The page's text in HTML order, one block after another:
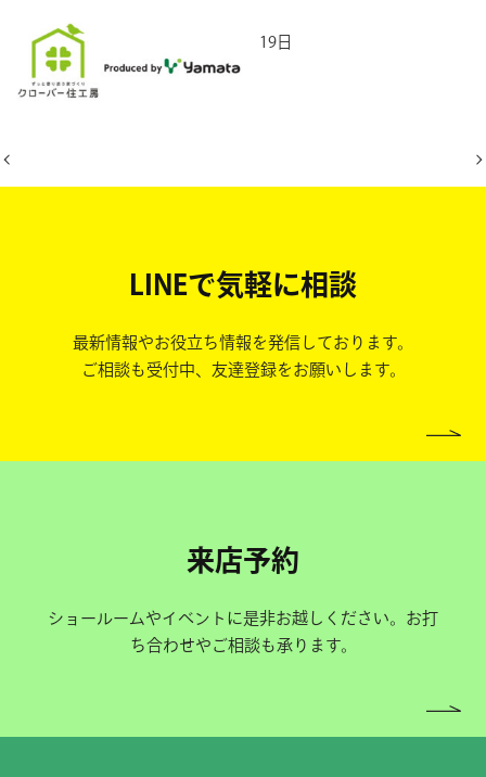
2026年5月19日
LINEで気軽に相談
最新情報やお役立ち情報を発信しております。
ご相談も受付中、友達登録をお願いします。
来店予約
ショールームやイベントに是非お越しください。お打
ち合わせやご相談も承ります。